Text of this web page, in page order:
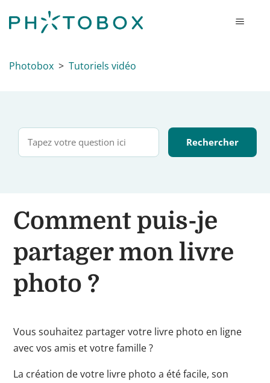
Photobox Tutoriels vidéo
Comment puis-je
partager mon livre
photo ?
Vous souhaitez partager votre livre photo en ligne
avec vos amis et votre famille ?
La création de votre livre photo a été facile, son